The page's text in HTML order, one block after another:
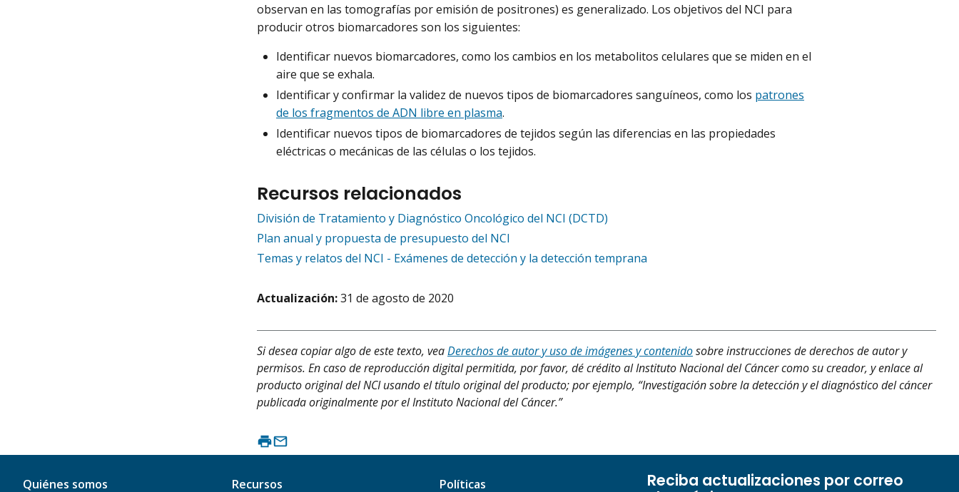
observan en las tomografías por emisión de positrones) es generalizado. Los objetivos del NCI para
producir otros biomarcadores son los siguientes:
Identificar nuevos biomarcadores, como los cambios en los metabolitos celulares que se miden en el
aire que se exhala.
Identificar y confirmar la validez de nuevos tipos de biomarcadores sanguíneos, como los patrones
de los fragmentos de ADN libre en plasma.
Identificar nuevos tipos de biomarcadores de tejidos según las diferencias en las propiedades
eléctricas o mecánicas de las células o los tejidos.
Recursos relacionados
División de Tratamiento y Diagnóstico Oncológico del NCI (DCTD)
Plan anual y propuesta de presupuesto del NCI
Temas y relatos del NCI - Exámenes de detección y la detección temprana
Actualización:31 de agosto de 2020
Si desea copiar algo de este texto, veaDerechos de autor y uso de imágenes y contenidosobre instrucciones de derechos de autor y
permisos. En caso de reproducción digital permitida, por favor, dé crédito al Instituto Nacional del Cáncer como su creador, y enlace al
producto original del NCI usando el título original del producto; por ejemplo, “Investigación sobre la detección y el diagnóstico del cáncer
publicada originalmente por el Instituto Nacional del Cáncer.”
Quiénes somos Recursos Políticas
Reciba actualizaciones por correo